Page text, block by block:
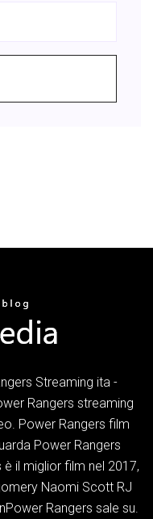
Streaming ita -
Rangers streaming
Power Rangers film
Power Rangers
il miglior film nel 2017,
Naomi Scott RJ
Rangers sale su.